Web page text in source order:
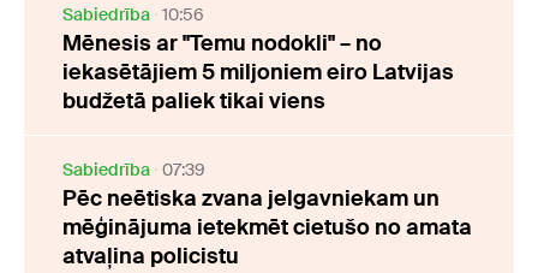
Sabiedrība 10:56
Mēnesis ar "Temu nodokli" – no
iekasētājiem 5 miljoniem eiro Latvijas
budžetā paliek tikai viens
Sabiedrība 07:39
Pēc neētiska zvana jelgavniekam un
mēģinājuma ietekmēt cietušo no amata
atvaļina policistu